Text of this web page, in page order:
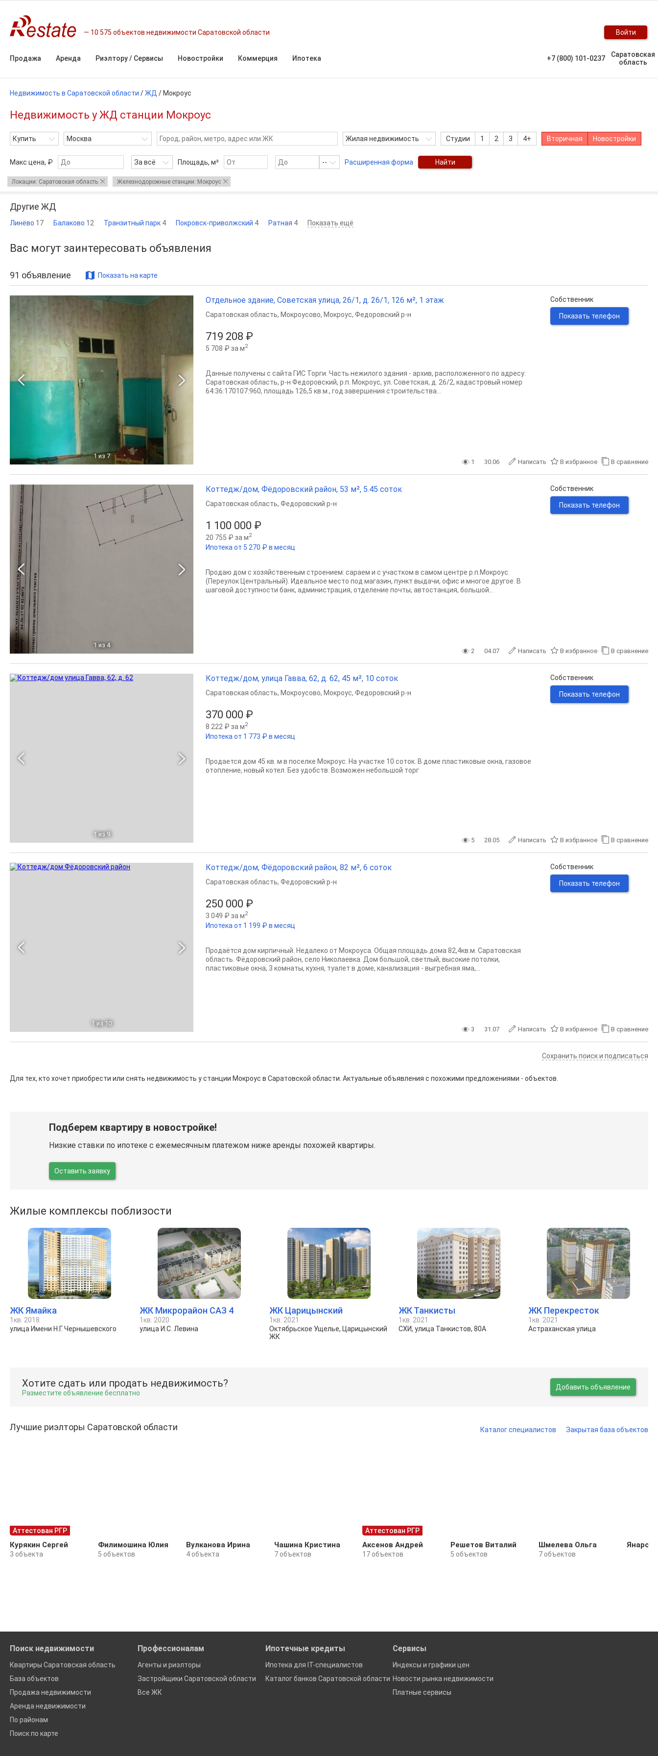
10 575 объектов недвижимости Саратовской области Войти
Продажа Аренда Риэлтору / Сервисы Новостройки Коммерция Ипотека +7 (800) 101-0237
Саратовская
область
Недвижимость в Саратовской области /ЖД / Мокроус
Недвижимость у ЖД станции Мокроус
Купить Москва Жилая недвижимость Студии 1 2 3 4+ Вторичная Новостройки
Макс цена, ₽ За всё Площадь, м² -- Расширенная форма Найти
Локации: Саратовская область Железнодорожные станции: Мокроус
Другие ЖД
Линёво 17 Балаково 12 Транзитный парк 4 Покровск-приволжский 4 Ратная 4 Показать ещё
Вас могут заинтересовать объявления
91 объявление Показать на карте
1 из 7
Отдельное здание, Советская улица, 26/1, д. 26/1, 126 м², 1 этаж
719 208 ₽
5 708 ₽ за м2
Саратовская область, Мокроусово, Мокроус, Федоровский р-н
Данные получены с сайта ГИС Торги. Часть нежилого здания - архив, расположенного по адресу:
Саратовская область, р-н Федоровский, р.п. Мокроус, ул. Советская, д. 26/2, кадастровый номер
64:36:170107:960, площадь 126,5 кв.м., год завершения строительства...
Собственник
Показать телефон
1 30.06 Написать В избранное В сравнение
1 из 4
Коттедж/дом, Фёдоровский район, 53 м², 5.45 соток
1 100 000 ₽
20 755 ₽ за м2
Ипотека от 5 270 ₽ в месяц
Саратовская область, Федоровский р-н
Продаю дом с хозяйственным строением: сараем и с участком в самом центре р.п.Мокроус.
(Переулок Центральный). Идеальное место под магазин, пункт выдачи, офис и многое другое. В
шаговой доступности банк, администрация, отделение почты, автостанция, большой...
Собственник
Показать телефон
2 04.07 Написать В избранное В сравнение
1 из 9
Коттедж/дом, улица Гавва, 62, д. 62, 45 м², 10 соток
370 000 ₽
8 222 ₽ за м2
Ипотека от 1 773 ₽ в месяц
Саратовская область, Мокроусово, Мокроус, Федоровский р-н
Продается дом 45 кв. м в поселке Мокроус. На участке 10 соток. В доме пластиковые окна, газовое
отопление, новый котел. Без удобств. Возможен небольшой торг
Собственник
Показать телефон
5 28.05 Написать В избранное В сравнение
1 из 10
Коттедж/дом, Фёдоровский район, 82 м², 6 соток
250 000 ₽
3 049 ₽ за м2
Ипотека от 1 199 ₽ в месяц
Саратовская область, Федоровский р-н
Продаётся дом кирпичный. Недалеко от Мокроуса. Общая площадь дома 82,4кв.м. Саратовская
область. Фёдоровский район, село Николаевка. Дом большой, светлый, высокие потолки,
пластиковые окна, 3 комнаты, кухня, туалет в доме, канализация - выгребная яма,...
Собственник
Показать телефон
3 31.07 Написать В избранное В сравнение
Сохранить поиск и подписаться
Для тех, кто хочет приобрести или снять недвижимость у станции Мокроус в Саратовской области. Актуальные объявления с похожими предложениями - объектов.
Подберем квартиру в новостройке!
Низкие ставки по ипотеке с ежемесячным платежом ниже аренды похожей квартиры.
Оставить заявку
Жилые комплексы поблизости
ЖК Ямайка
1кв. 2018
улица Имени Н.Г. Чернышевского
ЖК Микрорайон САЗ 4
1кв. 2020
улица И.С. Левина
ЖК Царицынский
1кв. 2021
Октябрьское Ущелье, Царицынский
ЖК
ЖК Танкисты
1кв. 2021
СХИ, улица Танкистов, 80А
ЖК Перекресток
1кв. 2021
Астраханская улица
Хотите сдать или продать недвижимость?
Разместите объявление бесплатно
Добавить объявление
Лучшие риэлторы Саратовской области Каталог специалистов Закрытая база объектов
Аттестован РГР
Курякин Сергей
3 объекта
Филимошина Юлия
5 объектов
Вулканова Ирина
4 объекта
Чашина Кристина
7 объектов
Аттестован РГР
Аксенов Андрей
17 объектов
Решетов Виталий
5 объектов
Шмелева Ольга
7 объектов
Поиск недвижимости
Квартиры Саратовская область
База объектов
Продажа недвижимости
Аренда недвижимости
По районам
Поиск по карте
Профессионалам
Агенты и риэлторы
Застройщики Саратовской области
Все ЖК
Ипотечные кредиты
Ипотека для IT-специалистов
Каталог банков Саратовской области
Сервисы
Индексы и графики цен
Новости рынка недвижимости
Платные сервисы